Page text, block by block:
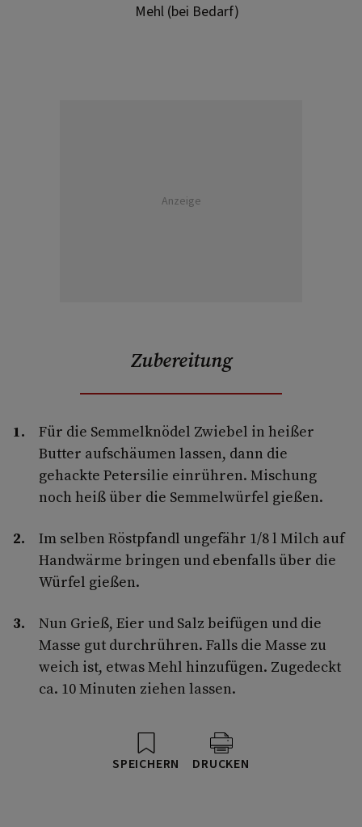
Mehl (bei Bedarf)
Anzeige
Zubereitung
Für die Semmelknödel Zwiebel in heißer
Butter aufschäumen lassen, dann die
gehackte Petersilie einrühren. Mischung
noch heiß über die Semmelwürfel gießen.
Im selben Röstpfandl ungefähr 1/8 l Milch auf
Handwärme bringen und ebenfalls über die
Würfel gießen.
Nun Grieß, Eier und Salz beifügen und die
Masse gut durchrühren. Falls die Masse zu
weich ist, etwas Mehl hinzufügen. Zugedeckt
ca. 10 Minuten ziehen lassen.
SPEICHERN DRUCKEN